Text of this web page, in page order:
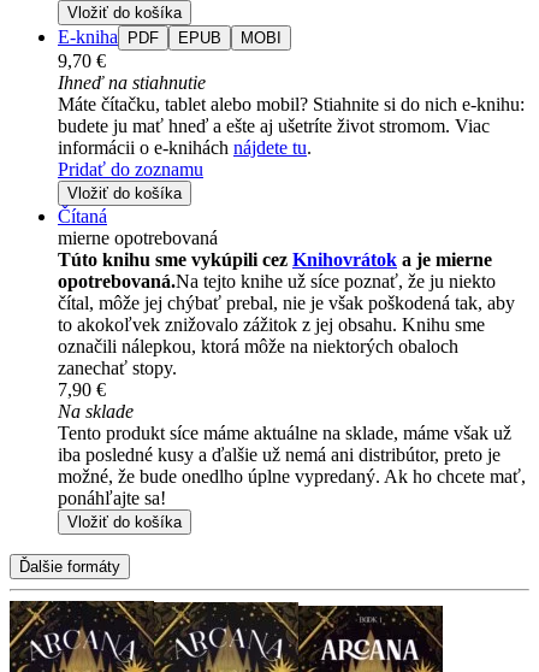
Vložiť do košíka
E-kniha PDF EPUB MOBI
9,70 €
Ihneď na stiahnutie
Máte čítačku, tablet alebo mobil? Stiahnite si do nich e-knihu:
budete ju mať hneď a ešte aj ušetríte život stromom. Viac
informácii o e-knihách nájdete tu.
Pridať do zoznamu
Vložiť do košíka
Čítaná
mierne opotrebovaná
Túto knihu sme vykúpili cez Knihovrátok a je mierne
opotrebovaná.Na tejto knihe už síce poznať, že ju niekto
čítal, môže jej chýbať prebal, nie je však poškodená tak, aby
to akokoľvek znižovalo zážitok z jej obsahu. Knihu sme
označili nálepkou, ktorá môže na niektorých obaloch
zanechať stopy.
7,90 €
Na sklade
Tento produkt síce máme aktuálne na sklade, máme však už
iba posledné kusy a ďalšie už nemá ani distribútor, preto je
možné, že bude onedlho úplne vypredaný. Ak ho chcete mať,
ponáhľajte sa!
Vložiť do košíka
Ďalšie formáty